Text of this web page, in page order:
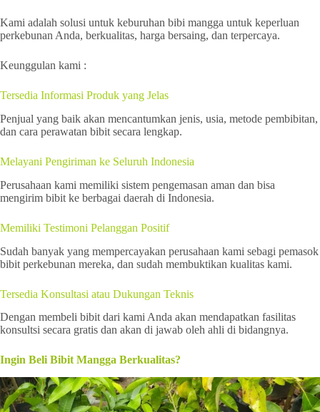
Kami adalah solusi untuk keburuhan bibi mangga untuk keperluan
perkebunan Anda, berkualitas, harga bersaing, dan terpercaya.
Keunggulan kami :
Tersedia Informasi Produk yang Jelas
Penjual yang baik akan mencantumkan jenis, usia, metode pembibitan,
dan cara perawatan bibit secara lengkap.
Melayani Pengiriman ke Seluruh Indonesia
Perusahaan kami memiliki sistem pengemasan aman dan bisa
mengirim bibit ke berbagai daerah di Indonesia.
Memiliki Testimoni Pelanggan Positif
Sudah banyak yang mempercayakan perusahaan kami sebagi pemasok
bibit perkebunan mereka, dan sudah membuktikan kualitas kami.
Tersedia Konsultasi atau Dukungan Teknis
Dengan membeli bibit dari kami Anda akan mendapatkan fasilitas
konsultsi secara gratis dan akan di jawab oleh ahli di bidangnya.
Ingin Beli Bibit Mangga Berkualitas?